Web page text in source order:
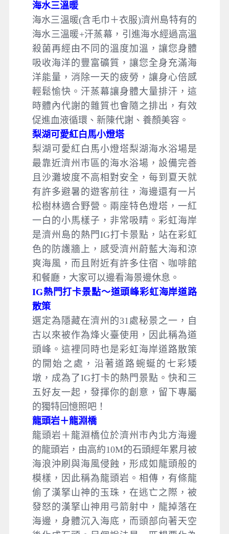
海水三溫暖
海水三溫暖(含毛巾＋衣服)濟州島特有的
海水三溫暖+汗蒸幕，引進海水經過高溫
殺菌再經由不同的溫度加溫，讓您身體
吸收海洋的豐富礦質，讓您全身充滿海
洋能量，消除一天的疲勞，讓身心倍感
輕鬆愉快。汗蒸幕讓身體大量排汗，這
時體內代謝的雜質也會隨之排出，有效
促進血液循環、新陳代謝、養顏美容。
梨湖可愛紅白馬小燈塔
梨湖可愛紅白馬小燈塔梨湖海水浴場是
最靠近濟州市區的海水浴場，設備完善
且沙灘坡度不高相對安全，每到夏天就
有許多避暑的遊客前往，海邊還有一片
松樹林適合野營。兩座特色燈塔，一紅
一白的小馬樣子，非常吸睛。彩虹海岸
是濟州島的熱門IG打卡景點，站在彩虹
色的防護牆上，感受濟州蔚藍大海和涼
爽海風，而且附近有許多住宿、咖啡館
和餐廳，大家可以邊看海景邊休息。
IG熱門打卡景點～道頭峰彩虹海岸道路
散策
選定為隱藏在濟州的31處秘景之一，自
古以來被作為烽火臺使用，因此稱為道
頭峰。這裡同時也是彩虹海岸道路散策
的開始之處，沿著道路蜿蜒的七彩矮
墩，成為了IG打卡的熱門景點。快和三
五好友一起，發揮你的創意，留下專屬
的獨特回憶照吧！
龍頭岩＋龍淵橋
龍頭岩＋龍淵橋位於濟州市內北方海邊
的龍頭岩，由高約10M的石頭經年累月被
海浪沖刷與海風侵蝕，形成如龍頭般的
模樣，因此稱為龍頭岩。相傳，有條龍
偷了漢拏山神的玉珠，在逃亡之際，被
發怒的漢拏山神用弓箭射中，龍掉落在
海邊，身體沉入海底，而頭部向著天空